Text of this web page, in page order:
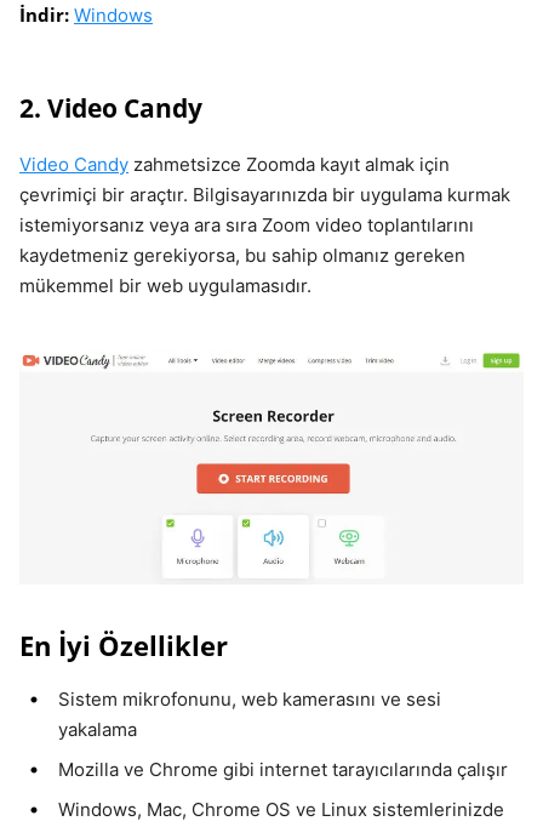
İndir: Windows
2. Video Candy
Video Candy zahmetsizce Zoomda kayıt almak için
çevrimiçi bir araçtır. Bilgisayarınızda bir uygulama kurmak
istemiyorsanız veya ara sıra Zoom video toplantılarını
kaydetmeniz gerekiyorsa, bu sahip olmanız gereken
mükemmel bir web uygulamasıdır.
En İyi Özellikler
Sistem mikrofonunu, web kamerasını ve sesi
yakalama
Mozilla ve Chrome gibi internet tarayıcılarında çalışır
Windows, Mac, Chrome OS ve Linux sistemlerinizde